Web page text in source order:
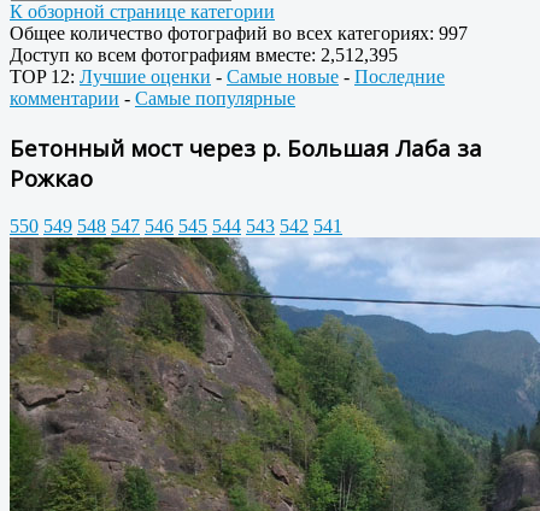
К обзорной странице категории
Общее количество фотографий во всех категориях: 997
Доступ ко всем фотографиям вместе: 2,512,395
TOP 12: Лучшие оценки - Самые новые - Последние
комментарии - Самые популярные
Бетонный мост через р. Большая Лаба за
Рожкао
550 549 548 547 546 545 544 543 542 541